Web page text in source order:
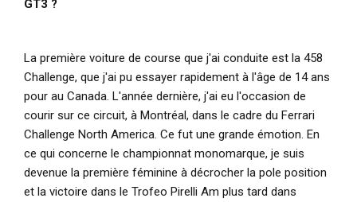
GT3 ?
La première voiture de course que j'ai conduite est la 458
Challenge, que j'ai pu essayer rapidement à l'âge de 14 ans
pour au Canada. L'année dernière, j'ai eu l'occasion de
courir sur ce circuit, à Montréal, dans le cadre du Ferrari
Challenge North America. Ce fut une grande émotion. En
ce qui concerne le championnat monomarque, je suis
devenue la première féminine à décrocher la pole position
et la victoire dans le Trofeo Pirelli Am plus tard dans